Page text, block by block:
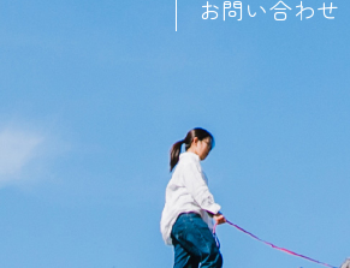
お問い合わせ